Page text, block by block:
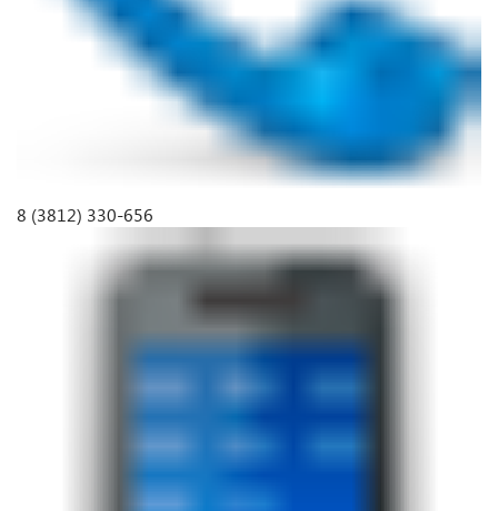
8 (3812) 330-656